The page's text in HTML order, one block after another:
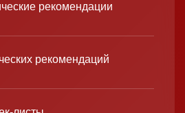
рекомендации
рекомендаций